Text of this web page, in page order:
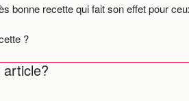
bonne recette qui fait son effet pour
?